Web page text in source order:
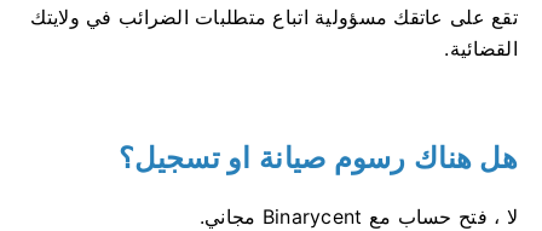
تقع على عاتقك مسؤولية اتباع متطلبات الضرائب في ولايتك
القضائية.
هل هناك رسوم صيانة او تسجيل؟
لا ، فتح حساب مع Binarycent مجاني.